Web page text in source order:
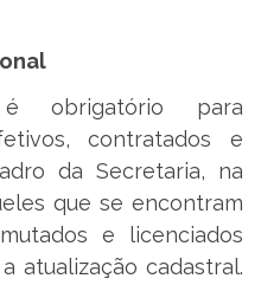
obrigatório para
contratados e
da Secretaria, na
que se encontram
e licenciados
atualização cadastral.